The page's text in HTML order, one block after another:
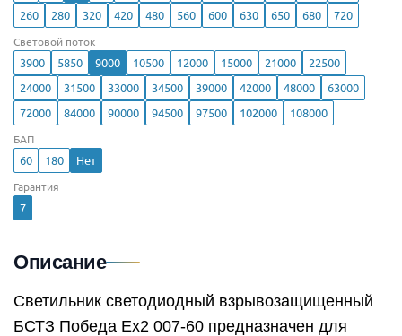
260
280 320 420 480 560 600 630 650 680 720
Световой поток
3900 5850 9000 10500 12000 15000 21000
22500
24000
31500 33000 34500 39000 42000 48000
63000
72000
84000 90000 94500 97500 102000 108000
БАП
60 180 Нет
Гарантия
7
Описание
Светильник светодиодный взрывозащищенный
БСТЗ Победа Ex2 007-60 предназначен для